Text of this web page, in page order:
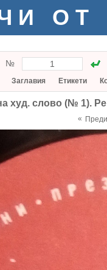
ОТ
№
Заглавия Етикети
худ. слово (№ 1).
«